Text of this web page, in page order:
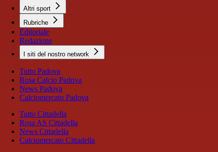
Altri sport
Rubriche
Editoriale
Redazione
I siti del nostro network
Tutto Padova
Rosa Calcio Padova
News Padova
Calciomercato Padova
Tutto Cittadella
Rosa AS Cittadella
News Cittadella
Calciomercato Cittadella